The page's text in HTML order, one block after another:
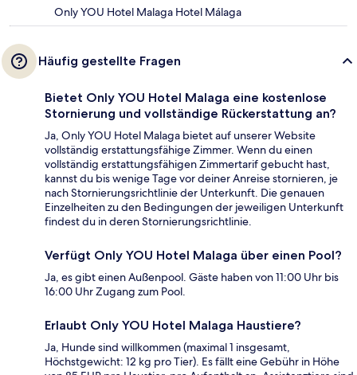
Only YOU Hotel Malaga Hotel Málaga
Häufig gestellte Fragen
Bietet Only YOU Hotel Malaga eine kostenlose
Stornierung und vollständige Rückerstattung an?
Ja, Only YOU Hotel Malaga bietet auf unserer Website
vollständig erstattungsfähige Zimmer. Wenn du einen
vollständig erstattungsfähigen Zimmertarif gebucht hast,
kannst du bis wenige Tage vor deiner Anreise stornieren, je
nach Stornierungsrichtlinie der Unterkunft. Die genauen
Einzelheiten zu den Bedingungen der jeweiligen Unterkunft
findest du in deren Stornierungsrichtlinie.
Verfügt Only YOU Hotel Malaga über einen Pool?
Ja, es gibt einen Außenpool. Gäste haben von 11:00 Uhr bis
16:00 Uhr Zugang zum Pool.
Erlaubt Only YOU Hotel Malaga Haustiere?
Ja, Hunde sind willkommen (maximal 1 insgesamt,
Höchstgewicht: 12 kg pro Tier). Es fällt eine Gebühr in Höhe